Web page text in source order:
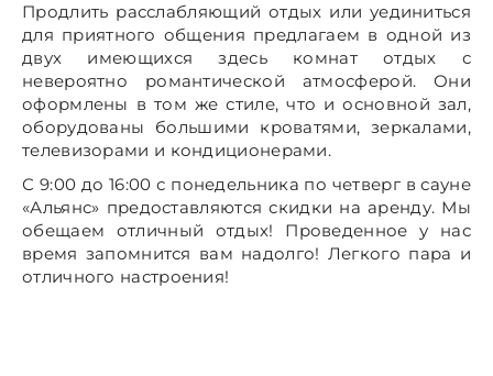
Продлить расслабляющий отдых или уединиться
для приятного общения предлагаем в одной из
двух имеющихся здесь комнат отдых с
невероятно романтической атмосферой. Они
оформлены в том же стиле, что и основной зал,
оборудованы большими кроватями, зеркалами,
телевизорами и кондиционерами.
С 9:00 до 16:00 с понедельника по четверг в сауне
«Альянс» предоставляются скидки на аренду. Мы
обещаем отличный отдых! Проведенное у нас
время запомнится вам надолго! Легкого пара и
отличного настроения!